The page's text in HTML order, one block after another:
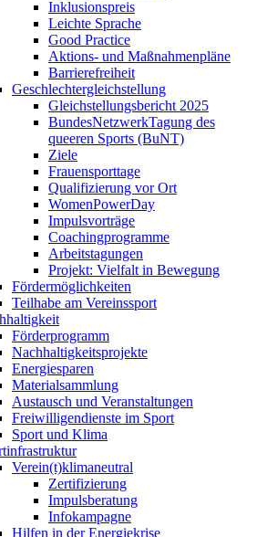
Inklusionspreis
Leichte Sprache
Good Practice
Aktions- und Maßnahmenpläne
Barrierefreiheit
Geschlechtergleichstellung
Gleichstellungsbericht 2025
BundesNetzwerkTagung des
queeren Sports (BuNT)
Ziele
Frauensporttage
Qualifizierung vor Ort
WomenPowerDay
Impulsvorträge
Coachingprogramme
Arbeitstagungen
Projekt: Vielfalt in Bewegung
Fördermöglichkeiten
Teilhabe am Vereinssport
Förderprogramm
Nachhaltigkeitsprojekte
Energiesparen
Materialsammlung
Austausch und Veranstaltungen
Freiwilligendienste im Sport
Sport und Klima
Verein(t)klimaneutral
Zertifizierung
Impulsberatung
Infokampagne
Hilfen in der Energiekrise